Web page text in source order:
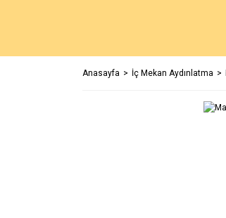
Anasayfa İç Mekan Aydınlatma